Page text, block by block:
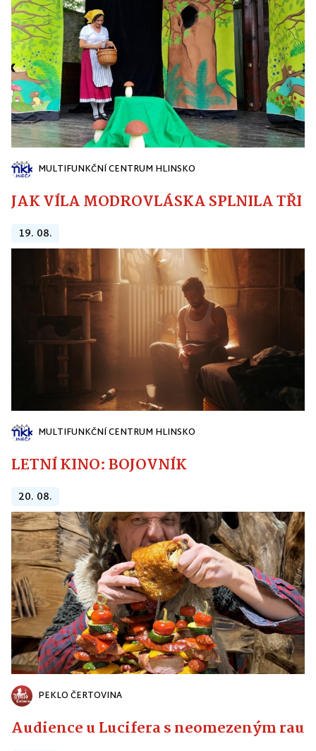
MULTIFUNKČNÍ CENTRUM HLINSKO
JAK VÍLA MODROVLÁSKA SPLNILA
19. 08.
MULTIFUNKČNÍ CENTRUM HLINSKO
LETNÍ KINO: BOJOVNÍK
20. 08.
PEKLO ČERTOVINA
Audience u Lucifera s neomezeným